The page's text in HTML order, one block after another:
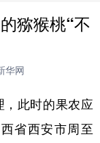
山西
湖南
猕猴桃“不
华网
此时的果农应
省西安市周至